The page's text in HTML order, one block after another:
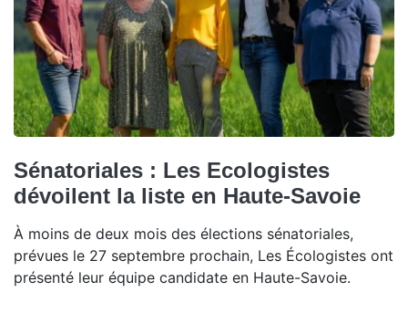
Sénatoriales : Les Ecologistes
dévoilent la liste en Haute-Savoie
À moins de deux mois des élections sénatoriales,
prévues le 27 septembre prochain, Les Écologistes ont
présenté leur équipe candidate en Haute-Savoie.